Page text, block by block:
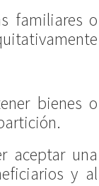
familiares o
bienes o
aceptar una
y al